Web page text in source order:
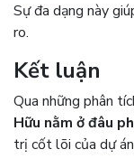
Sự đa dạng này
ro.
Kết luận
Qua những phân
Hữu nằm ở đâu
trị cốt lõi của dự